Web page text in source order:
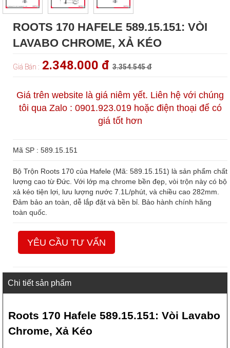
ROOTS 170 HAFELE 589.15.151: VÒI
LAVABO CHROME, XẢ KÉO
Giá Bán : 2.348.000 đ 3.354.545 đ
Giá trên website là giá niêm yết. Liên hệ với chúng
tôi qua Zalo : 0901.923.019 hoặc điện thoại để có
giá tốt hơn
Mã SP : 589.15.151
Bộ Trộn Roots 170 của Hafele (Mã: 589.15.151) là sản phẩm chất
lượng cao từ Đức. Với lớp mạ chrome bền đẹp, vòi trộn này có bộ
xả kéo tiện lợi, lưu lượng nước 7.1L/phút, và chiều cao 282mm.
Đảm bảo an toàn, dễ lắp đặt và bền bỉ. Bảo hành chính hãng
toàn quốc.
YÊU CẦU TƯ VẤN
Chi tiết sản phẩm
Roots 170 Hafele 589.15.151: Vòi Lavabo
Chrome, Xả Kéo